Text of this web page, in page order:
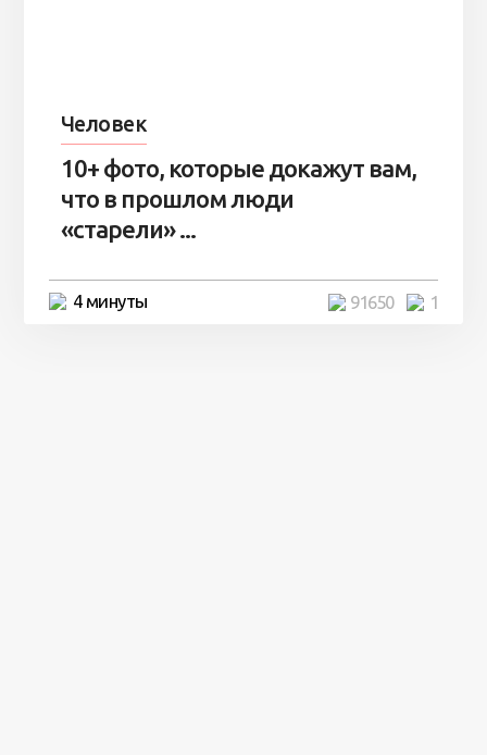
Человек
10+ фото, которые докажут вам,
что в прошлом люди
«старели» ...
4 минуты 1
91650